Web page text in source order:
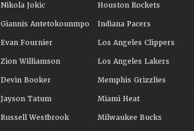
Nikola Jokic
Giannis Antetokounmpo
Evan Fournier
Zion Williamson
Devin Booker
Jayson Tatum
Russell Westbrook
Houston Rockets
Indiana Pacers
Los Angeles Clippers
Los Angeles Lakers
Memphis Grizzlies
Miami Heat
Milwaukee Bucks